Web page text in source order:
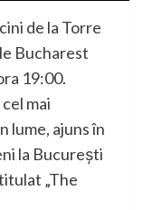
de la Torre
Bucharest
19:00.
mai
lume, ajuns în
la București
„The